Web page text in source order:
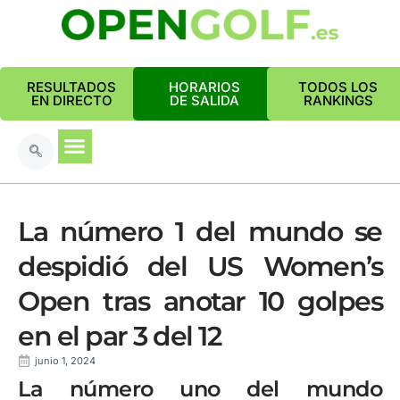
RESULTADOS
EN DIRECTO
HORARIOS
DE SALIDA
TODOS LOS
RANKINGS
La número 1 del mundo se
despidió del US Women’s
Open tras anotar 10 golpes
en el par 3 del 12
junio 1, 2024
La número uno del mundo